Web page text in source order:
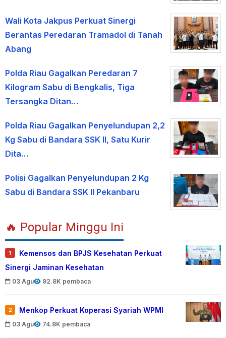
Wali Kota Jakpus Perkuat Sinergi
Berantas Peredaran Tramadol di Tanah
Abang
Polda Riau Gagalkan Peredaran 7
Kilogram Sabu di Bengkalis, Tiga
Tersangka Ditan…
Polda Riau Gagalkan Penyelundupan 2,2
Kg Sabu di Bandara SSK II, Satu Kurir
Dita…
Polisi Gagalkan Penyelundupan 2 Kg
Sabu di Bandara SSK II Pekanbaru
🔥 Popular Minggu Ini
1
Kemensos dan BPJS Kesehatan Perkuat
Sinergi Jaminan Kesehatan
03 Agu 92.8K pembaca
2 Menkop Perkuat Koperasi Syariah WPMI
03 Agu 74.8K pembaca